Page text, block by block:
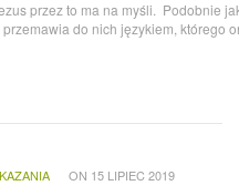
przez to ma na myśli. Podobnie
do nich językiem,
KAZANIA ON 15 LIPIEC 2019